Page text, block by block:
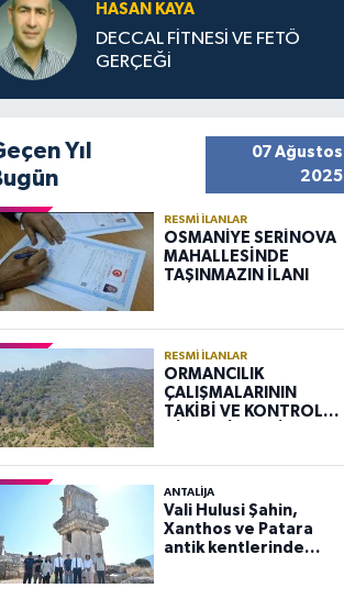
HASAN KAYA
DECCAL FİTNESİ VE FETÖ
GERÇEĞİ
Yıl
07 Ağustos
2025
RESMI İLANLAR
OSMANİYE SERİNOVA
MAHALLESİNDE
TAŞINMAZIN İLANI
RESMI İLANLAR
ORMANCILIK
ÇALIŞMALARININ
TAKİBİ VE KONTROLÜ
ANTALIJA
Vali Hulusi Şahin,
Xanthos ve Patara
antik kentlerinde